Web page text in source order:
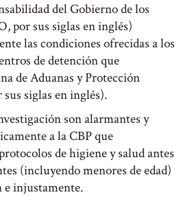
del Gobierno de los
por sus siglas en inglés)
las condiciones ofrecidas a los
de detención que
de Aduanas y Protección
siglas en inglés).
son alarmantes y
a la CBP que
de higiene y salud antes
(incluyendo menores de edad)
e injustamente.